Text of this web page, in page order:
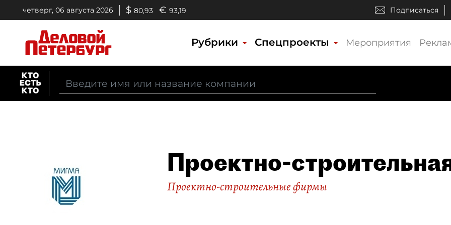
четверг, 06 августа 2026 $ 80,93 € 93,19 Подписаться
Рубрики Спецпроекты Мероприятия
Проектно-
Проектно-строительные фирмы